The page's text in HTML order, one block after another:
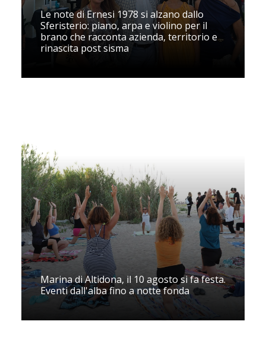
Le note di Ernesi 1978 si alzano dallo
Sferisterio: piano, arpa e violino per il
brano che racconta azienda, territorio e
rinascita post sisma
Marina di Altidona, il 10 agosto si fa festa.
Eventi dall'alba fino a notte fonda